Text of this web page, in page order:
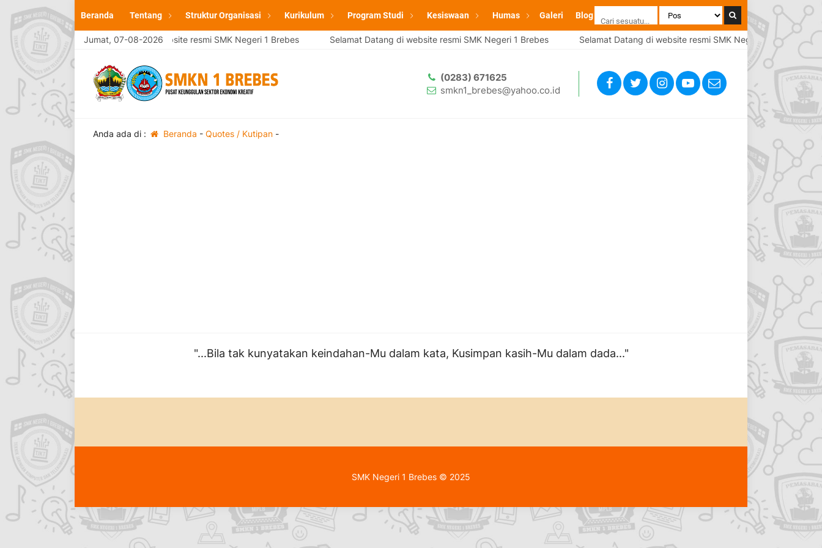
Beranda Tentang Struktur Organisasi Kurikulum Program Studi Kesiswaan Humas Galeri Blog
Jumat, 07-08-2026
Selamat Datang di website resmi SMK Negeri 1 Brebes Selamat Datang di website resmi SMK Negeri 1 Brebes Selamat Datang di website resmi SMK Negeri 1 Brebes
(0283) 671625
smkn1_brebes@yahoo.co.id
Anda ada di : Beranda - Quotes / Kutipan-
"...Bila tak kunyatakan keindahan-Mu dalam kata, Kusimpan kasih-Mu dalam dada..."
SMK Negeri 1 Brebes © 2025